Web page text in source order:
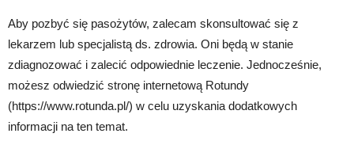
Aby pozbyć się pasożytów, zalecam skonsultować się z
lekarzem lub specjalistą ds. zdrowia. Oni będą w stanie
zdiagnozować i zalecić odpowiednie leczenie. Jednocześnie,
możesz odwiedzić stronę internetową Rotundy
(https://www.rotunda.pl/) w celu uzyskania dodatkowych
informacji na ten temat.